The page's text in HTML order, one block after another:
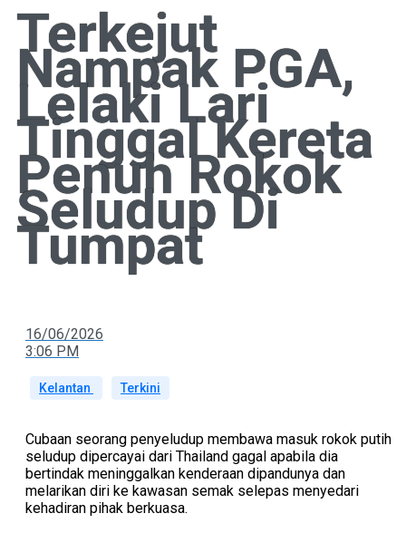
Terkejut
Nampak PGA,
Lelaki Lari
Tinggal Kereta
Penuh Rokok
Seludup Di
Tumpat
16/06/2026
3:06 PM
Kelantan Terkini
Cubaan seorang penyeludup membawa masuk rokok putih
seludup dipercayai dari Thailand gagal apabila dia
bertindak meninggalkan kenderaan dipandunya dan
melarikan diri ke kawasan semak selepas menyedari
kehadiran pihak berkuasa.